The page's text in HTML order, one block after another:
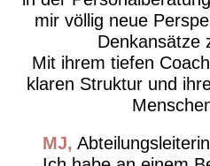
mir völlig neue
Denkansätze
Mit ihrem tiefen
klaren Struktur und
MJ